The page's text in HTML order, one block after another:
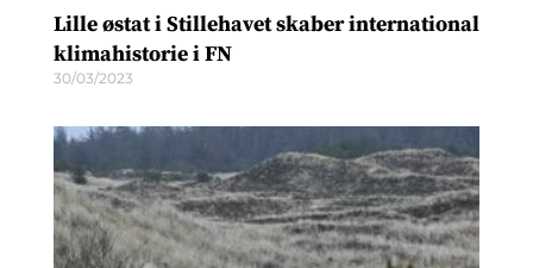
Lille østat i Stillehavet skaber international
klimahistorie i FN
30/03/2023